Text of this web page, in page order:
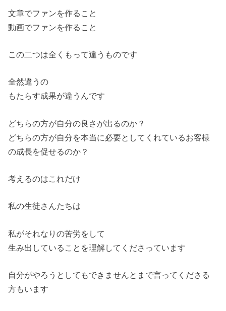
文章でファンを作ること
動画でファンを作ること
この二つは全くもって違うものです
全然違うの
もたらす成果が違うんです
どちらの方が自分の良さが出るのか？
どちらの方が自分を本当に必要としてくれているお客様
の成長を促せるのか？
考えるのはこれだけ
私の生徒さんたちは
私がそれなりの苦労をして
生み出していることを理解してくださっています
自分がやろうとしてもできませんとまで言ってくださる
方もいます